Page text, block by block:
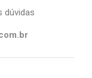
dúvidas